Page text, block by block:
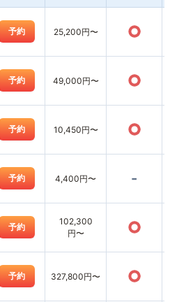
予約 25,200円〜 ○
予約 49,000円〜 ○
予約 10,450円〜 ○
予約 4,400円〜 -
予約
102,300
円〜
○
予約 327,800円〜 ○